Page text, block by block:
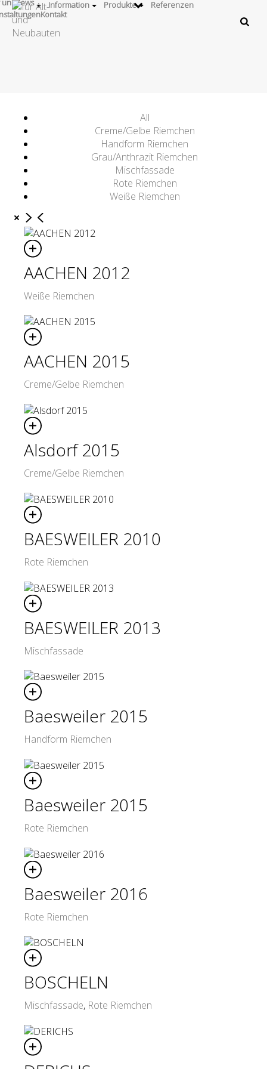
unsNews Information Produkte
Referenzen
Kontakt
All
Creme/Gelbe Riemchen
Handform Riemchen
Grau/Anthrazit Riemchen
Mischfassade
Rote Riemchen
Weiße Riemchen
AACHEN 2012
Weiße Riemchen
AACHEN 2015
Creme/Gelbe Riemchen
Alsdorf 2015
Creme/Gelbe Riemchen
BAESWEILER 2010
Rote Riemchen
BAESWEILER 2013
Mischfassade
Baesweiler 2015
Handform Riemchen
Baesweiler 2015
Rote Riemchen
Baesweiler 2016
Rote Riemchen
BOSCHELN
Mischfassade, Rote Riemchen